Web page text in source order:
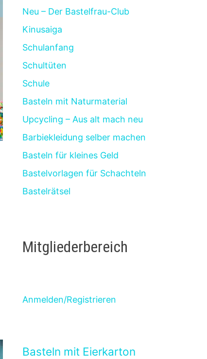
Neu – Der Bastelfrau-Club
Kinusaiga
Schulanfang
Schultüten
Schule
Basteln mit Naturmaterial
Upcycling – Aus alt mach neu
Barbiekleidung selber machen
Basteln für kleines Geld
Bastelvorlagen für Schachteln
Bastelrätsel
Mitgliederbereich
Anmelden/Registrieren
Basteln mit Eierkarton